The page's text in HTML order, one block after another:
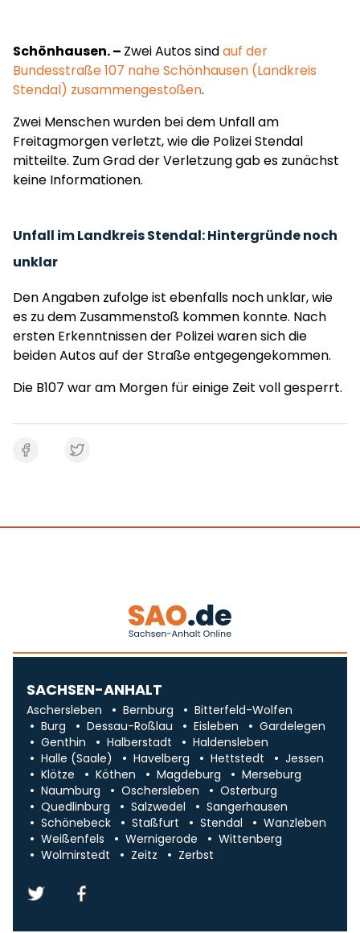
Schönhausen. – Zwei Autos sindauf der
Bundesstraße 107 nahe Schönhausen (Landkreis
Stendal) zusammengestoßen.
Zwei Menschen wurden bei dem Unfall am
Freitagmorgen verletzt, wie die Polizei Stendal
mitteilte. Zum Grad der Verletzung gab es zunächst
keine Informationen.
Unfall im Landkreis Stendal: Hintergründe noch
unklar
Den Angaben zufolge ist ebenfalls noch unklar, wie
es zu dem Zusammenstoß kommen konnte. Nach
ersten Erkenntnissen der Polizei waren sich die
beiden Autos auf der Straße entgegengekommen.
Die B107 war am Morgen für einige Zeit voll gesperrt.
SACHSEN-ANHALT
Aschersleben Bernburg
Bitterfeld-Wolfen
Burg
Dessau-Roßlau Eisleben
Gardelegen
Genthin
Halberstadt
Haldensleben
Halle (Saale)
Havelberg Hettstedt
Jessen
Klötze
Köthen Magdeburg
Merseburg
Naumburg
Oschersleben
Osterburg
Quedlinburg
Salzwedel
Sangerhausen
Schönebeck
Staßfurt Stendal
Wanzleben
Weißenfels
Wernigerode
Wittenberg
Wolmirstedt
Zeitz Zerbst